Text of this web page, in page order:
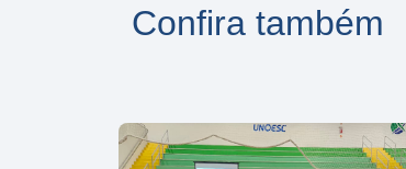
Confira também